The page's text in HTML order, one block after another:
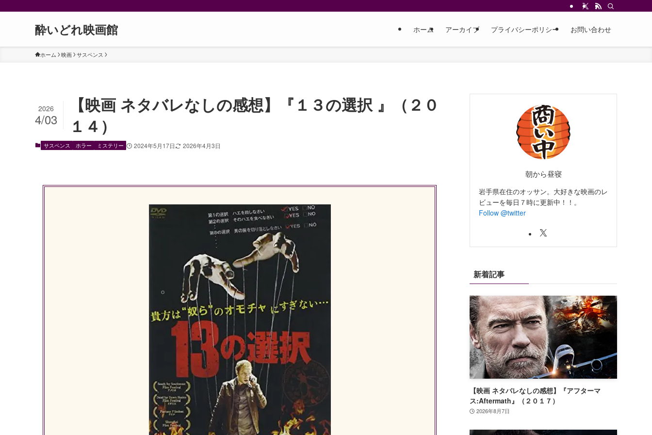
酔いどれ映画館 ホーム アーカイブ プライバシーポリシー お問い合わせ
ホーム 映画 サスペンス
【映画 ネタバレなしの感想】『１３の選択 』（２０
１４）
2026
4/03
サスペンス ホラー ミステリー 2024年5月17日 2026年4月3日
朝から昼寝
岩手県在住のオッサン。大好きな映画のレ
ビューを毎日７時に更新中！！。
Follow @twitter
新着記事
【映画 ネタバレなしの感想】『アフターマ
ス:Aftermath』（２０１７）
2026年8月7日